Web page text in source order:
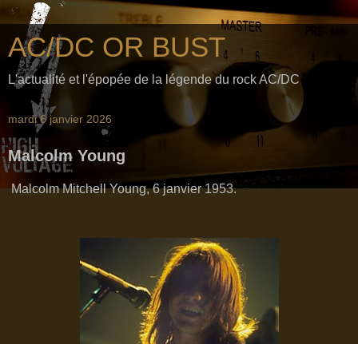
AC/DC OR BUST
L'actualité et l'épopée de la légende du rock AC/DC
mardi 6 janvier 2026
Malcolm Young
Malcolm Mitchell Young, 6 janvier 1953.